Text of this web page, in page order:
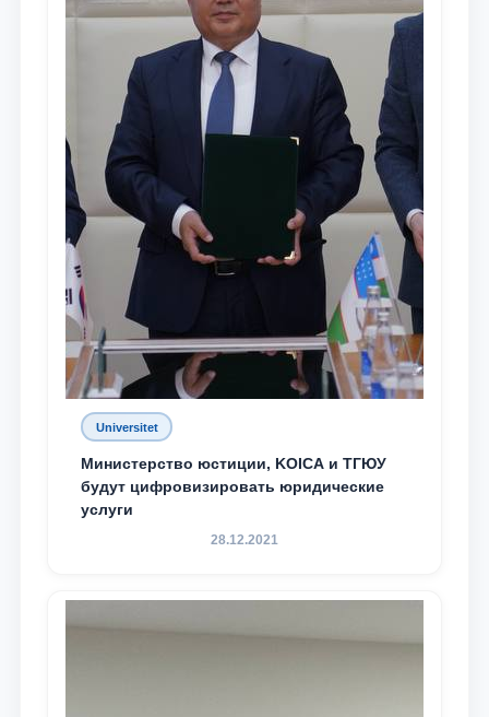
Universitet
Министерство юстиции, KOICA и ТГЮУ
будут цифровизировать юридические
услуги
28.12.2021